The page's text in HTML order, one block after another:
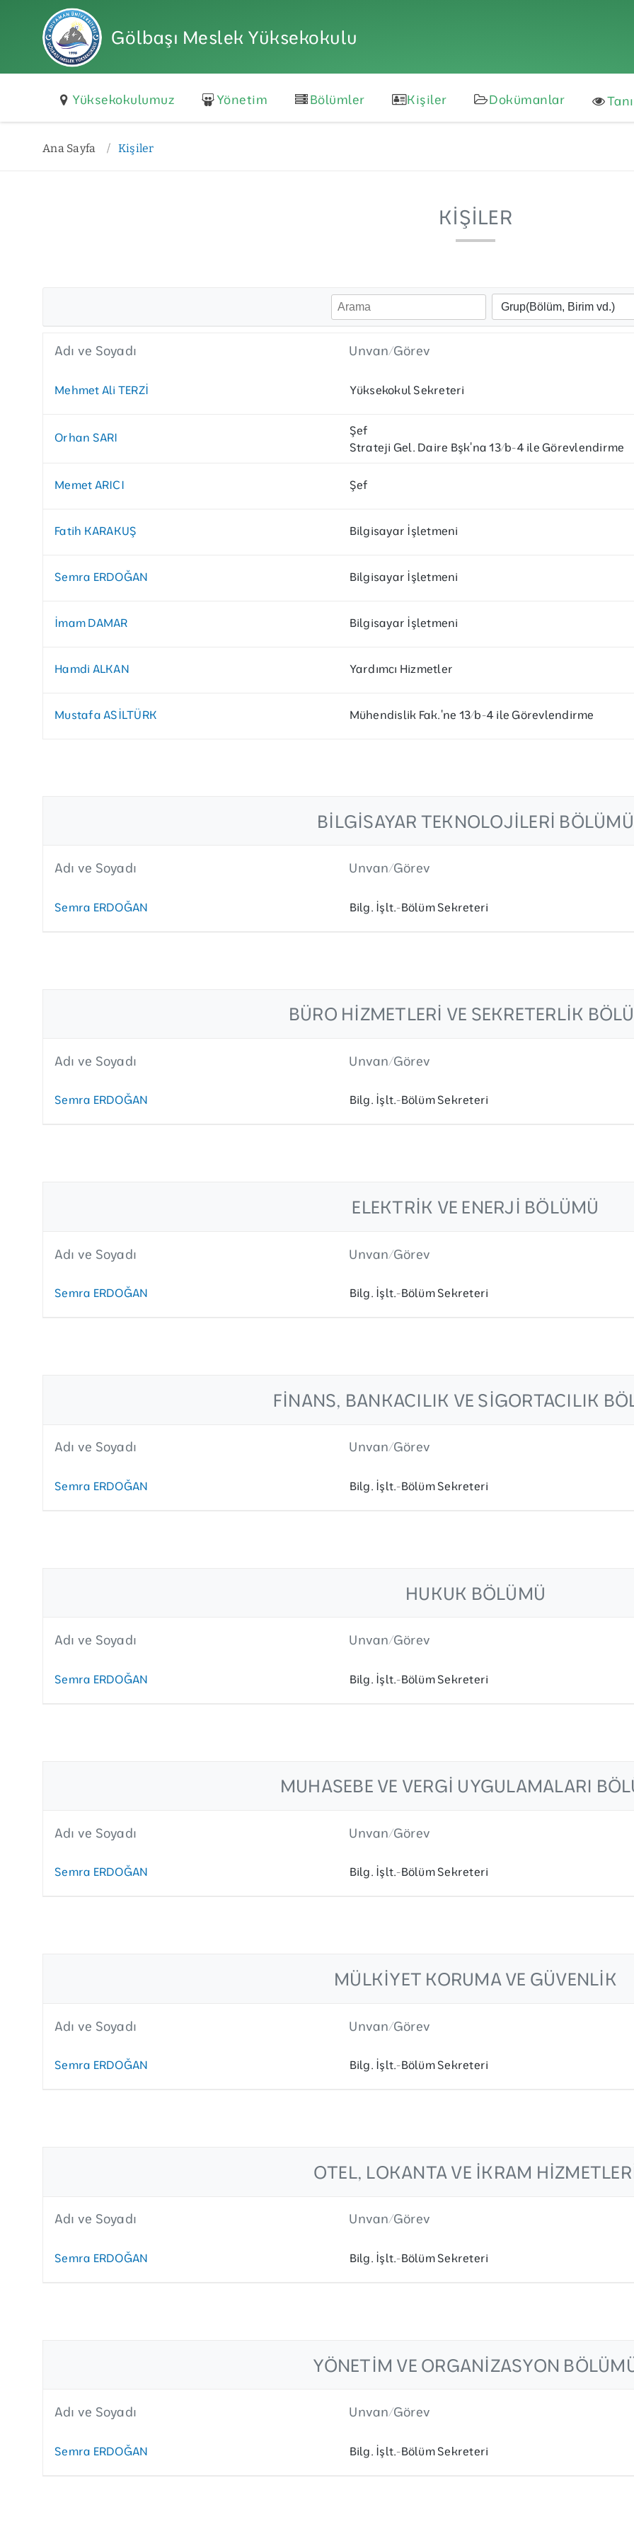
Gölbaşı Meslek Yüksekokulu
Yüksekokulumuz Yönetim Bölümler Kişiler Dokümanlar
Ana Sayfa Kişiler
KIŞILER
Adı ve Soyadı Unvan/Görev
Mehmet Ali TERZİ Yüksekokul Sekreteri
Orhan SARI
Şef
Strateji Gel. Daire Bşk'na 13/b-4 ile Görevlendirme
Memet ARICI Şef
Fatih KARAKUŞ Bilgisayar İşletmeni
Semra ERDOĞAN Bilgisayar İşletmeni
İmam DAMAR Bilgisayar İşletmeni
Hamdi ALKAN Yardımcı Hizmetler
Mustafa ASİLTÜRK Mühendislik Fak.'ne 13/b-4 ile Görevlendirme
BILGISAYAR TEKNOLOJILERI BÖLÜMÜ
Adı ve Soyadı Unvan/Görev
Semra ERDOĞAN Bilg. İşlt.-Bölüm Sekreteri
BÜRO HIZMETLERI VE SEKRETERLIK
Adı ve Soyadı Unvan/Görev
Semra ERDOĞAN Bilg. İşlt.-Bölüm Sekreteri
ELEKTRIK VE ENERJI BÖLÜMÜ
Adı ve Soyadı Unvan/Görev
Semra ERDOĞAN Bilg. İşlt.-Bölüm Sekreteri
FINANS, BANKACILIK VE SIGORTACILIK
Adı ve Soyadı Unvan/Görev
Semra ERDOĞAN Bilg. İşlt.-Bölüm Sekreteri
HUKUK BÖLÜMÜ
Adı ve Soyadı Unvan/Görev
Semra ERDOĞAN Bilg. İşlt.-Bölüm Sekreteri
MUHASEBE VE VERGI UYGULAMALARI
Adı ve Soyadı Unvan/Görev
Semra ERDOĞAN Bilg. İşlt.-Bölüm Sekreteri
MÜLKIYET KORUMA VE GÜVENLIK
Adı ve Soyadı Unvan/Görev
Semra ERDOĞAN Bilg. İşlt.-Bölüm Sekreteri
OTEL, LOKANTA VE İKRAM
Adı ve Soyadı Unvan/Görev
Semra ERDOĞAN Bilg. İşlt.-Bölüm Sekreteri
YÖNETIM VE ORGANIZASYON
Adı ve Soyadı Unvan/Görev
Semra ERDOĞAN Bilg. İşlt.-Bölüm Sekreteri